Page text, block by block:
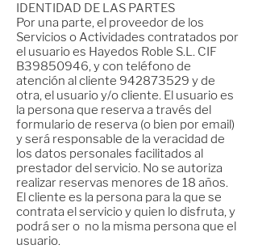
IDENTIDAD DE LAS PARTES
Por una parte, el proveedor de los
Servicios o Actividades contratados por
el usuario es Hayedos Roble S.L. CIF
B39850946, y con teléfono de
atención al cliente 942873529 y de
otra, el usuario y/o cliente. El usuario es
la persona que reserva a través del
formulario de reserva (o bien por email)
y será responsable de la veracidad de
los datos personales facilitados al
prestador del servicio. No se autoriza
realizar reservas menores de 18 años.
El cliente es la persona para la que se
contrata el servicio y quien lo disfruta, y
podrá ser o no la misma persona que el
usuario.